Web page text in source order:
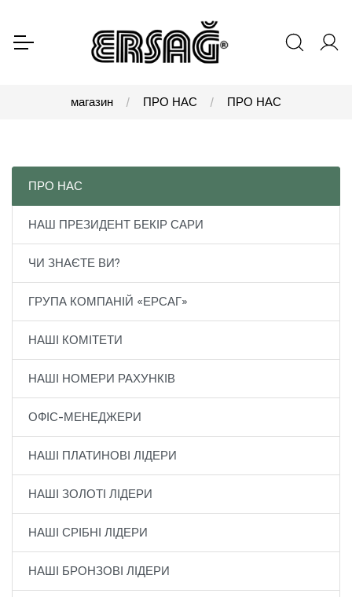
магазин ПРО НАС ПРО НАС
ПРО НАС
НАШ ПРЕЗИДЕНТ БЕКІР САРИ
ЧИ ЗНАЄТЕ ВИ?
ГРУПА КОМПАНІЙ «ЕРСАГ»
НАШІ КОМІТЕТИ
НАШІ НОМЕРИ РАХУНКІВ
ОФІС-МЕНЕДЖЕРИ
НАШІ ПЛАТИНОВІ ЛІДЕРИ
НАШІ ЗОЛОТІ ЛІДЕРИ
НАШІ СРІБНІ ЛІДЕРИ
НАШІ БРОНЗОВІ ЛІДЕРИ